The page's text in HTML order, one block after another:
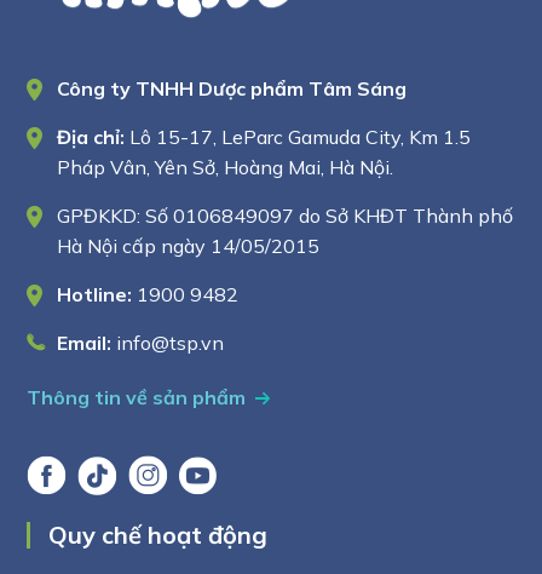
Công ty TNHH Dược phẩm Tâm Sáng
Địa chỉ: Lô 15-17, LeParc Gamuda City, Km 1.5
Pháp Vân, Yên Sở, Hoàng Mai, Hà Nội.
GPĐKKD: Số 0106849097 do Sở KHĐT Thành phố
Hà Nội cấp ngày 14/05/2015
Hotline: 1900 9482
Email: info@tsp.vn
Thông tin về sản phẩm
Quy chế hoạt động